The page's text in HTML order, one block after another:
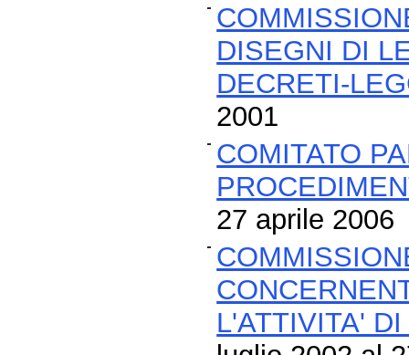
DISEGNI DI
DECRETI-
2001
COMITATO
27 aprile 2006
L'ATTIVITA'